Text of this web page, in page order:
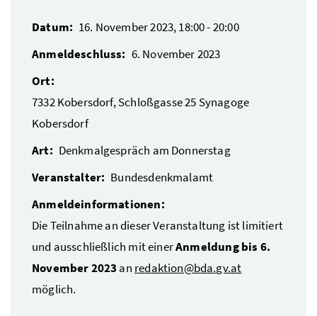
Datum: 16. November 2023, 18:00-20:00
Anmeldeschluss: 6. November 2023
Ort:
7332Kobersdorf,Schloßgasse 25 Synagoge
Kobersdorf
Art: Denkmalgespräch am Donnerstag
Veranstalter: Bundesdenkmalamt
Anmeldeinformationen:
Die Teilnahme an dieser Veranstaltung ist limitiert
und ausschließlich mit einerAnmeldung bis 6.
November 2023 an redaktion@bda.gv.at
möglich.